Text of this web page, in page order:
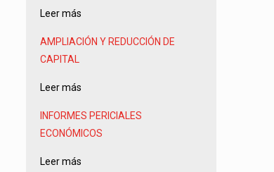
Leer más
AMPLIACIÓN Y REDUCCIÓN DE
CAPITAL
Leer más
INFORMES PERICIALES
ECONÓMICOS
Leer más